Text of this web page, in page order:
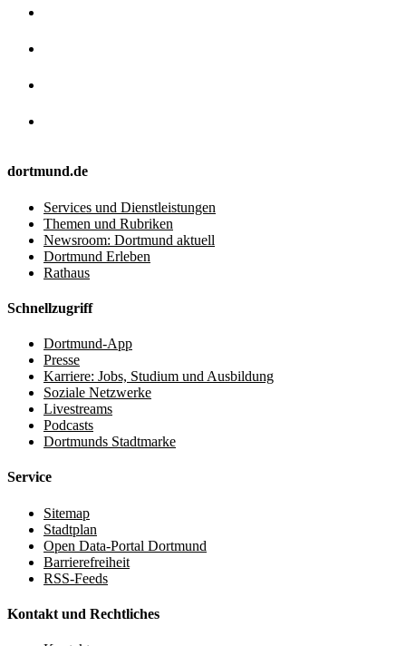
dortmund.de
Services und Dienstleistungen
Themen und Rubriken
Newsroom: Dortmund aktuell
Dortmund Erleben
Rathaus
Schnellzugriff
Dortmund-App
Presse
Karriere: Jobs, Studium und Ausbildung
Soziale Netzwerke
Livestreams
Podcasts
Dortmunds Stadtmarke
Service
Sitemap
Stadtplan
Open Data-Portal Dortmund
Barrierefreiheit
RSS-Feeds
Kontakt und Rechtliches